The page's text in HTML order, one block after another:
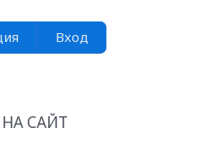
Вход
САЙТ